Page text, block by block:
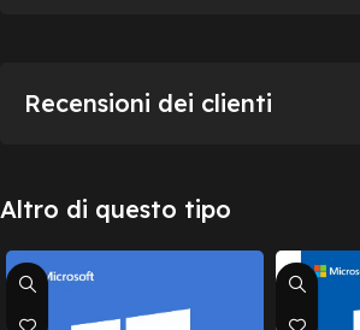
Recensioni dei clienti
Altro di questo tipo